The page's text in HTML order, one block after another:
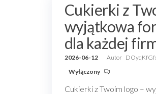
Cukierki z
wyjątkowa
dla każdej
2026-06-12 Autor
Wyłączony
Cukierki z Twoim logo –